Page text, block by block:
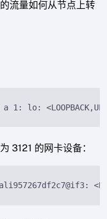
流量如何从节点上转
lo:
3121 的网卡设备：